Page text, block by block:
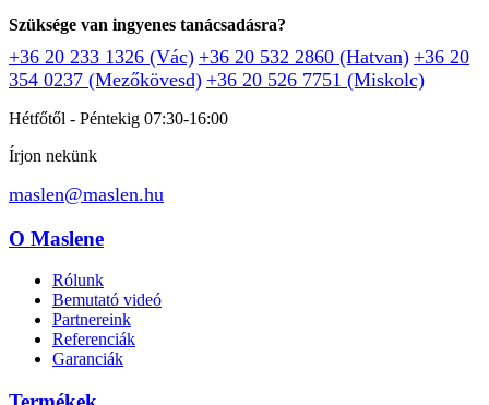
Szüksége van ingyenes tanácsadásra?
+36 20 233 1326 (Vác) +36 20 532 2860 (Hatvan) +36 20
354 0237 (Mezőkövesd) +36 20 526 7751 (Miskolc)
Hétfőtől - Péntekig 07:30-16:00
Írjon nekünk
maslen@maslen.hu
O Maslene
Rólunk
Bemutató videó
Partnereink
Referenciák
Garanciák